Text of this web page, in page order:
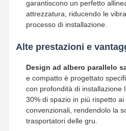
Fatory Tour
Controllo Di
Qualità
Tutti I Casi
Ora
Chiacchieri
Ruote per gru
garantiscono un perfetto
attrezzatura, riducendo le
processo di installazione.
Alte prestazioni e
Design ad albero parallelo
e compatto è progettato
con profondità di installazione
30% di spazio in più rispetto
convenzionali, rendendolo la
trasportatori delle gru.